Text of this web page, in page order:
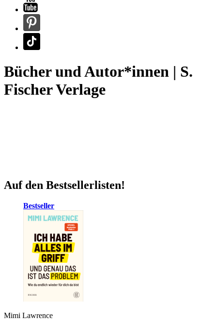
Bücher und Autor*innen | S.
Fischer Verlage
Auf den Bestsellerlisten!
Bestseller
Mimi Lawrence